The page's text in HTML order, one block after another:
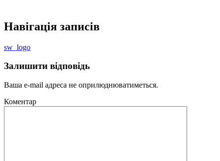
Навігація записів
sw_logo
Залишити відповідь
Ваша e-mail адреса не оприлюднюватиметься.
Коментар